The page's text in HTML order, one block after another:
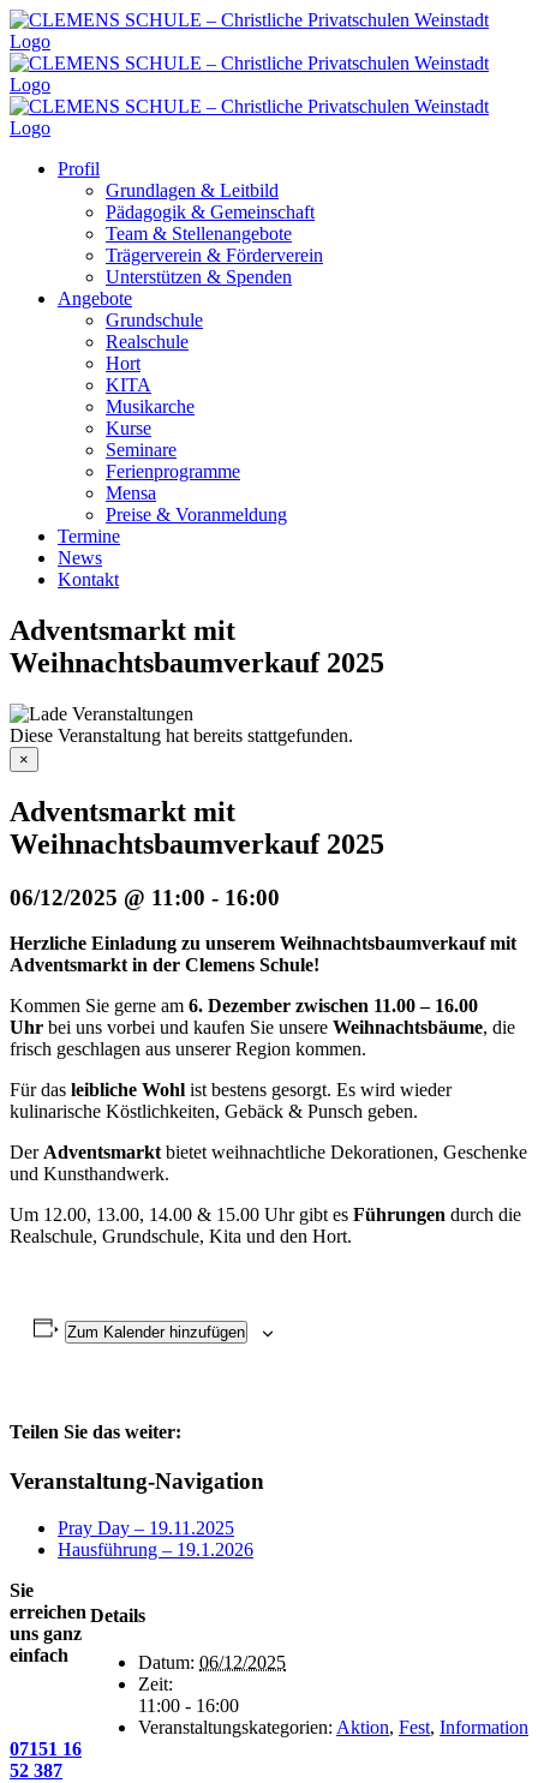
Zum
Inhalt
springen
Profil
Grundlagen & Leitbild
Pädagogik & Gemeinschaft
Team & Stellenangebote
Trägerverein & Förderverein
Unterstützen & Spenden
Angebote
Grundschule
Realschule
Hort
KITA
Musikarche
Kurse
Seminare
Ferienprogramme
Mensa
Preise & Voranmeldung
Termine
News
Kontakt
Adventsmarkt mit
Weihnachtsbaumverkauf 2025
Diese Veranstaltung hat bereits stattgefunden.
×
Adventsmarkt mit
Weihnachtsbaumverkauf 2025
06/12/2025 @ 11:00 - 16:00
Herzliche Einladung zu unserem Weihnachtsbaumverkauf mit
Adventsmarkt in der Clemens Schule!
Kommen Sie gerne am 6. Dezember zwischen 11.00 – 16.00
Uhr bei uns vorbei und kaufen Sie unsere Weihnachtsbäume, die
frisch geschlagen aus unserer Region kommen.
Für das leibliche Wohl ist bestens gesorgt. Es wird wieder
kulinarische Köstlichkeiten, Gebäck & Punsch geben.
Der Adventsmarkt bietet weihnachtliche Dekorationen, Geschenke
und Kunsthandwerk.
Um 12.00, 13.00, 14.00 & 15.00 Uhr gibt es Führungen durch die
Realschule, Grundschule, Kita und den Hort.
Zum Kalender hinzufügen
Teilen Sie das weiter:
Facebook
X
E-
Veranstaltung-Navigation
Pray Day – 19.11.2025
Hausführung – 19.1.2026
Details
Datum: 06/12/2025
Zeit:
11:00 - 16:00
Veranstaltungskategorien: Aktion, Fest, Information
Sie
erreichen
uns ganz
einfach
07151 16
52 387